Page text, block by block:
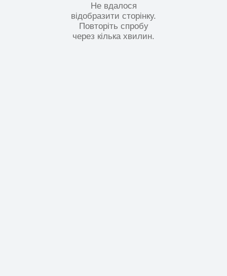
Не вдалося
відобразити сторінку.
Повторіть спробу
через кілька хвилин.